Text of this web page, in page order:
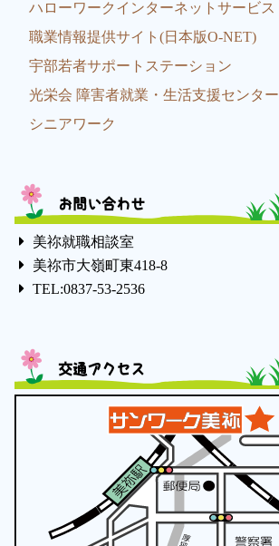
ハローワークインターネットサービス
職業情報提供サイト(日本版O-NET)
宇部若者サポートステーション
光栄会 障害者就業・生活支援センター
シニアワーク
お問い合わせ
美祢就職相談室
美祢市大嶺町東418-8
TEL:0837-53-2536
交通アクセス